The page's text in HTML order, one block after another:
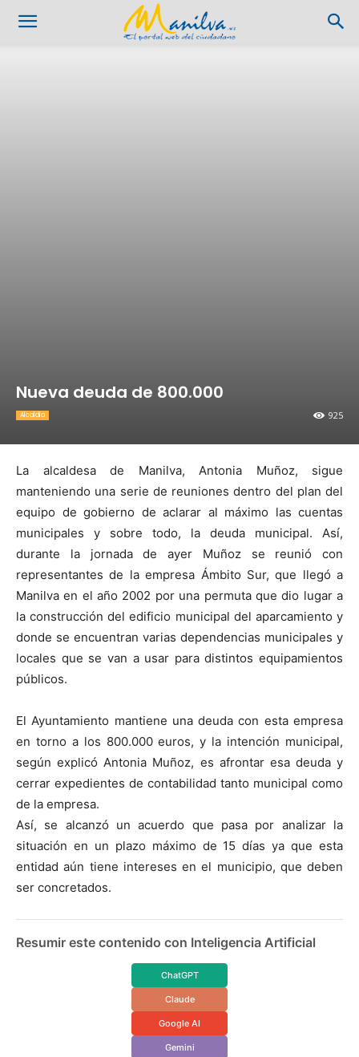
Nueva deuda de 800.000
925
Alcaldia
La alcaldesa de Manilva, Antonia Muñoz, sigue
manteniendo una serie de reuniones dentro del plan del
equipo de gobierno de aclarar al máximo las cuentas
municipales y sobre todo, la deuda municipal. Así,
durante la jornada de ayer Muñoz se reunió con
representantes de la empresa Ámbito Sur, que llegó a
Manilva en el año 2002 por una permuta que dio lugar a
la construcción del edificio municipal del aparcamiento y
donde se encuentran varias dependencias municipales y
locales que se van a usar para distintos equipamientos
públicos.
El Ayuntamiento mantiene una deuda con esta empresa
en torno a los 800.000 euros, y la intención municipal,
según explicó Antonia Muñoz, es afrontar esa deuda y
cerrar expedientes de contabilidad tanto municipal como
de la empresa.
Así, se alcanzó un acuerdo que pasa por analizar la
situación en un plazo máximo de 15 días ya que esta
entidad aún tiene intereses en el municipio, que deben
ser concretados.
Resumir este contenido con Inteligencia Artificial
ChatGPT
Claude
Google AI
Gemini